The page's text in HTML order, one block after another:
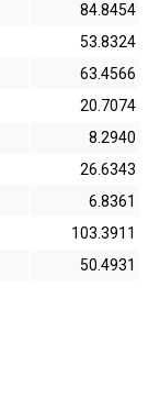
84.8454
53.8324
63.4566
20.7074
8.2940
26.6343
6.8361
103.3911
50.4931